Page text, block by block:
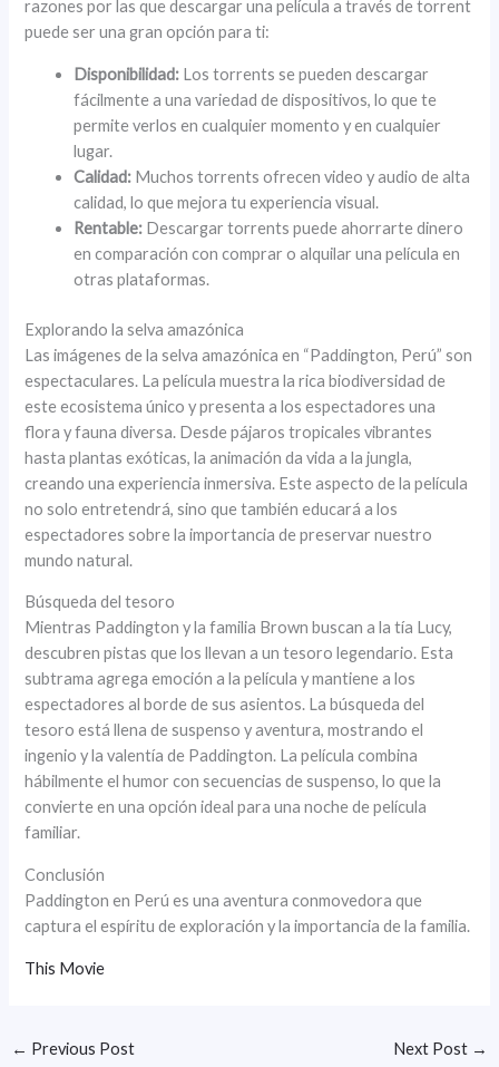
razones por las que descargar una película a través de torrent
puede ser una gran opción para ti:
Disponibilidad: Los torrents se pueden descargar
fácilmente a una variedad de dispositivos, lo que te
permite verlos en cualquier momento y en cualquier
lugar.
Calidad: Muchos torrents ofrecen video y audio de alta
calidad, lo que mejora tu experiencia visual.
Rentable: Descargar torrents puede ahorrarte dinero
en comparación con comprar o alquilar una película en
otras plataformas.
Explorando la selva amazónica
Las imágenes de la selva amazónica en “Paddington, Perú” son
espectaculares. La película muestra la rica biodiversidad de
este ecosistema único y presenta a los espectadores una
flora y fauna diversa. Desde pájaros tropicales vibrantes
hasta plantas exóticas, la animación da vida a la jungla,
creando una experiencia inmersiva. Este aspecto de la película
no solo entretendrá, sino que también educará a los
espectadores sobre la importancia de preservar nuestro
mundo natural.
Búsqueda del tesoro
Mientras Paddington y la familia Brown buscan a la tía Lucy,
descubren pistas que los llevan a un tesoro legendario. Esta
subtrama agrega emoción a la película y mantiene a los
espectadores al borde de sus asientos. La búsqueda del
tesoro está llena de suspenso y aventura, mostrando el
ingenio y la valentía de Paddington. La película combina
hábilmente el humor con secuencias de suspenso, lo que la
convierte en una opción ideal para una noche de película
familiar.
Conclusión
Paddington en Perú es una aventura conmovedora que
captura el espíritu de exploración y la importancia de la familia.
This Movie
← Previous Post Next Post →